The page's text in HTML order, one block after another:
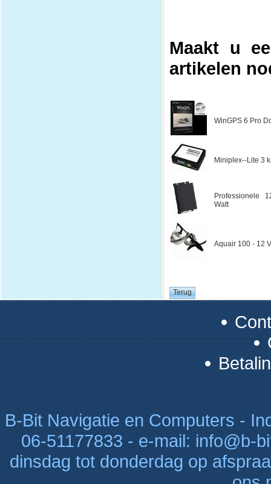
Maakt u
artikelen
WinGPS 6 Pro
Miniplex--Lite 3
Professionele
Watt
Aquair 100 - 12
B-Bit Navigatie en Computers -
06-51177833 - e-mail: info@b-
dinsdag tot donderdag op